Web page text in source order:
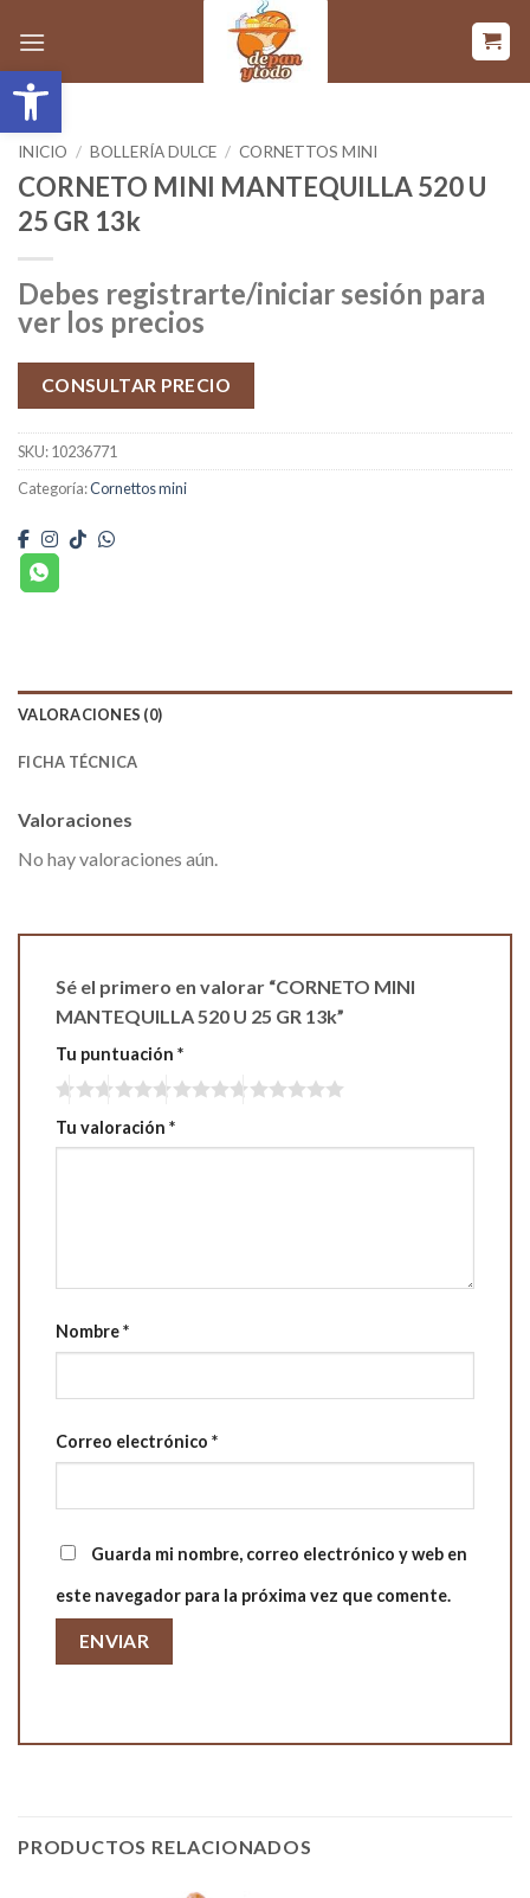
Abrir barra de herramientas
contenido
INICIO / BOLLERÍA DULCE / CORNETTOS MINI
CORNETO MINI MANTEQUILLA 520 U
25 GR 13k
Debes registrarte/iniciar sesión para
ver los precios
CONSULTAR PRECIO
SKU:10236771
Categoría:Cornettos mini
VALORACIONES (0)
FICHA TÉCNICA
Valoraciones
No hay valoraciones aún.
Sé el primero en valorar “CORNETO MINI
MANTEQUILLA 520 U 25 GR 13k”
Tu puntuación *
Tu valoración *
Nombre*
Correo electrónico *
Guarda mi nombre, correo electrónico y web en
este navegador para la próxima vez que comente.
PRODUCTOS RELACIONADOS